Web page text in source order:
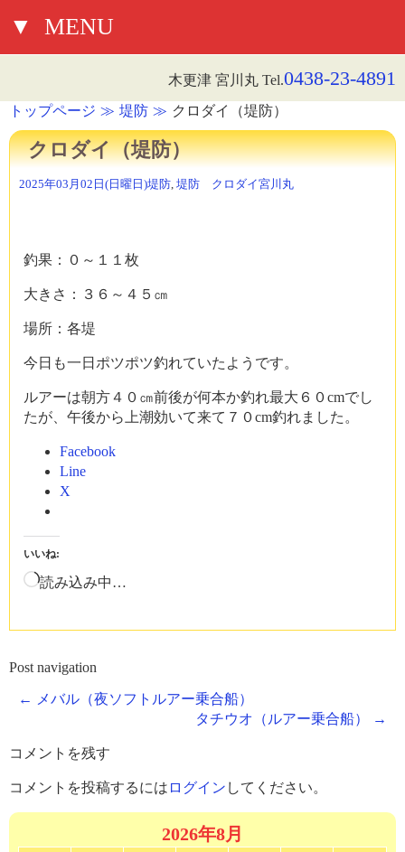
▼ MENU
木更津 宮川丸 Tel.0438-23-4891
トップページ 堤防 クロダイ（堤防）
クロダイ（堤防）
2025年03月02日(日曜日)堤防, 堤防 クロダイ宮川丸
釣果：０～１１枚
大きさ：３６～４５㎝
場所：各堤
今日も一日ポツポツ釣れていたようです。
ルアーは朝方４０㎝前後が何本か釣れ最大６０cmでし
たが、午後から上潮効いて来て７０cm釣れました。
Facebook
Line
X
いいね:
読み込み中…
Post navigation
←
メバル（夜ソフトルアー乗合船）
タチウオ（ルアー乗合船）
→
コメントを残す
コメントを投稿するには ログイン してください。
2026年8月